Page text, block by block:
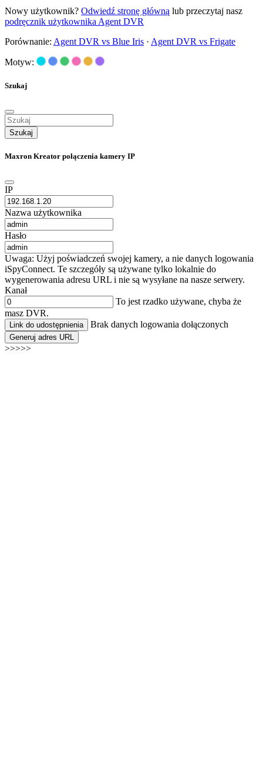
Nowy użytkownik? Odwiedź stronę główną lub przeczytaj nasz
podręcznik użytkownika Agent DVR
Porównanie: Agent DVR vs Blue Iris · Agent DVR vs Frigate
Motyw:
Szukaj
Szukaj
Maxron Kreator połączenia kamery IP
IP
Nazwa użytkownika
Hasło
Uwaga: Użyj poświadczeń swojej kamery, a nie danych logowania
iSpyConnect. Te szczegóły są używane tylko lokalnie do
wygenerowania adresu URL i nie są wysyłane na nasze serwery.
Kanał
To jest rzadko używane, chyba że
masz DVR.
Link do udostępnienia Brak danych logowania dołączonych
Generuj adres URL
>>>>>